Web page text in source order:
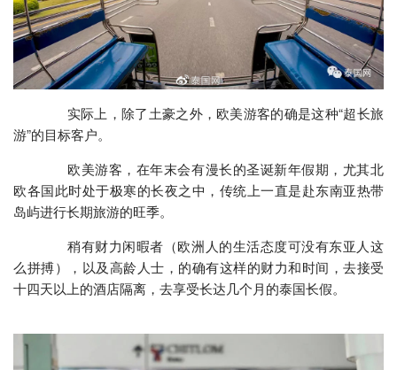
实际上，除了土豪之外，欧美游客的确是这种“超长旅
游”的目标客户。
欧美游客，在年末会有漫长的圣诞新年假期，尤其北
欧各国此时处于极寒的长夜之中，传统上一直是赴东南亚热带
岛屿进行长期旅游的旺季。
稍有财力闲暇者（欧洲人的生活态度可没有东亚人这
么拼搏），以及高龄人士，的确有这样的财力和时间，去接受
十四天以上的酒店隔离，去享受长达几个月的泰国长假。